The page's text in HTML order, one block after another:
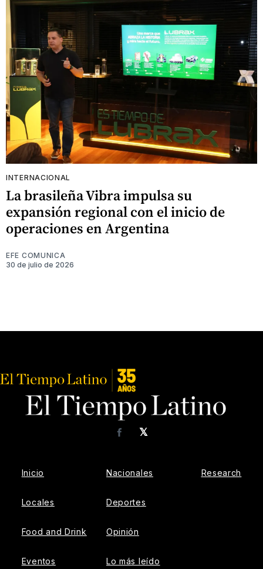
INTERNACIONAL
La brasileña Vibra impulsa su
expansión regional con el inicio de
operaciones en Argentina
EFE COMUNICA
30 de julio de 2026
𝕏
Facebook
Inicio
Locales
Food and Drink
Eventos
Nacionales
Deportes
Opinión
Lo más leído
Research